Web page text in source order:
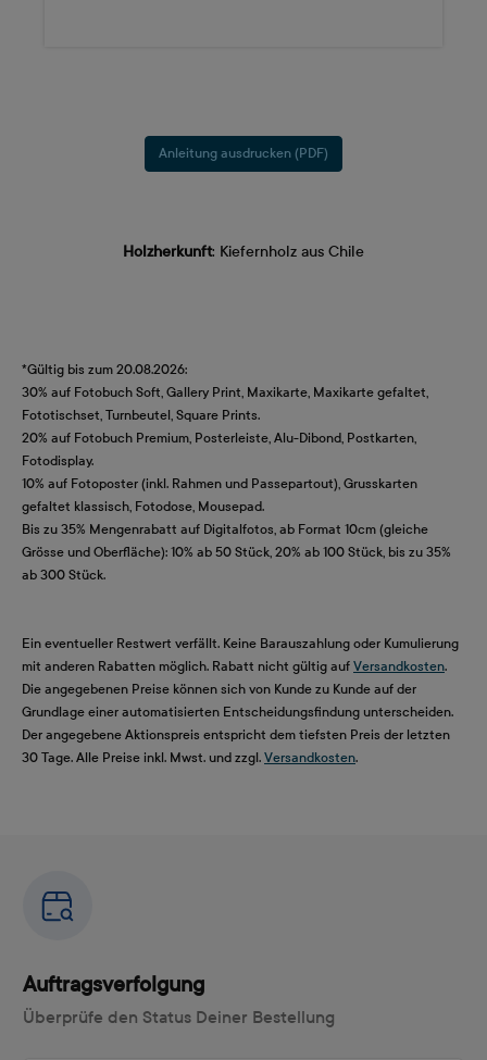
Anleitung ausdrucken (PDF)
Holzherkunft: Kiefernholz aus Chile
*Gültig bis zum 20.08.2026:
30% auf Fotobuch Soft, Gallery Print, Maxikarte, Maxikarte gefaltet,
Fototischset, Turnbeutel, Square Prints.
20% auf Fotobuch Premium, Posterleiste, Alu-Dibond, Postkarten,
Fotodisplay.
10% auf Fotoposter (inkl. Rahmen und Passepartout), Grusskarten
gefaltet klassisch, Fotodose, Mousepad.
Bis zu 35% Mengenrabatt auf Digitalfotos, ab Format 10cm (gleiche
Grösse und Oberfläche): 10% ab 50 Stück, 20% ab 100 Stück, bis zu 35%
ab 300 Stück.
Ein eventueller Restwert verfällt. Keine Barauszahlung oder Kumulierung
mit anderen Rabatten möglich. Rabatt nicht gültig auf Versandkosten.
Die angegebenen Preise können sich von Kunde zu Kunde auf der
Grundlage einer automatisierten Entscheidungsfindung unterscheiden.
Der angegebene Aktionspreis entspricht dem tiefsten Preis der letzten
30 Tage. Alle Preise inkl. Mwst. und zzgl. Versandkosten.
Auftragsverfolgung
Überprüfe den Status Deiner Bestellung